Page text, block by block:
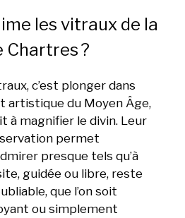
les vitraux de la
Chartres ?
c’est plonger dans
artistique du Moyen Âge,
à magnifier le divin. Leur
permet
presque tels qu’à
guidée ou libre, reste
que l’on soit
ou simplement